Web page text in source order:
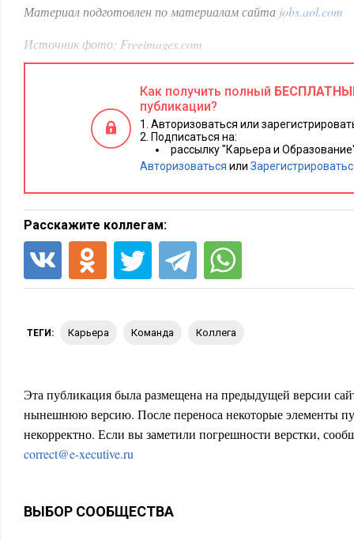
Материал подготовлен по материалам сайта jobs.aol.com
Источник фото: Freeimages.com
Как получить полный
публикации?
Авторизоваться или
Подписаться на:
рассылку "Карьера и
Авторизоваться или
Расскажите коллегам:
ТЕГИ: карьера команда коллега
Эта публикация была размещена на предыдущей версии
нынешнюю версию. После переноса некоторые элементы
некорректно. Если вы заметили погрешности верстки,
correct@e-xecutive.ru
ВЫБОР СООБЩЕСТВА